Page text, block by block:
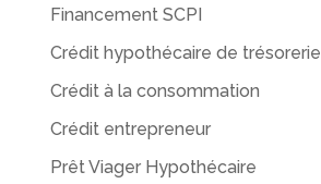
Financement SCPI
Crédit hypothécaire de trésorerie
Crédit à la consommation
Crédit entrepreneur
Prêt Viager Hypothécaire